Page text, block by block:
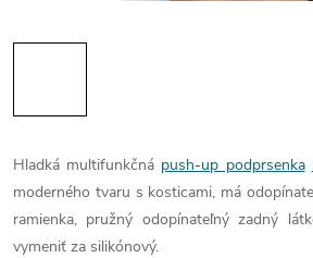
Hladká multifunkčná push-up podprsenka
moderného tvaru s kosticami, má
ramienka, pružný odopínateľný zadný
vymeniť za silikónový.